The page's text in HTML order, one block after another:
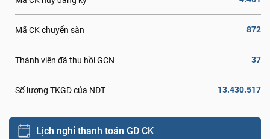
Mã CK chuyển sàn 872
Thành viên đã thu hồi GCN 37
Số lượng TKGD của NĐT 13.430.517
Lịch nghỉ thanh toán GD CK